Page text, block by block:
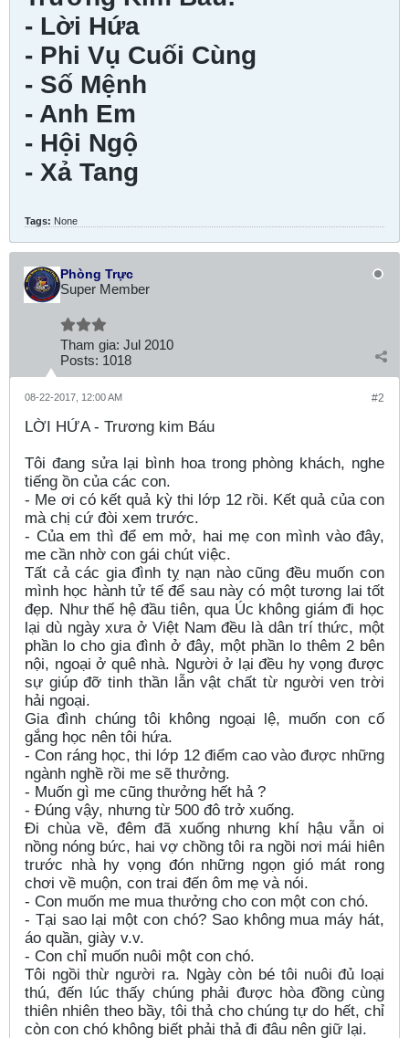
- Lời Hứa
- Phi Vụ Cuối Cùng
- Số Mệnh
- Anh Em
- Hội Ngộ
- Xả Tang
Tags: None
Phòng Trực
Super Member
Tham gia: Jul 2010
Posts: 1018
#2
08-22-2017, 12:00 AM
LỜI HỨA - Trương kim Báu
Tôi đang sửa lại bình hoa trong phòng khách, nghe
tiếng ồn của các con.
- Me ơi có kết quả kỳ thi lớp 12 rồi. Kết quả của con
mà chị cứ đòi xem trước.
- Của em thì để em mở, hai mẹ con mình vào đây,
me cần nhờ con gái chút việc.
Tất cả các gia đình tỵ nạn nào cũng đều muốn con
mình học hành tử tế để sau này có một tương lai tốt
đẹp. Như thế hệ đầu tiên, qua Úc không giám đi học
lại dù ngày xưa ở Việt Nam đều là dân trí thức, một
phần lo cho gia đình ở đây, một phần lo thêm 2 bên
nội, ngoại ở quê nhà. Người ở lại đều hy vọng được
sự giúp đỡ tinh thần lẫn vật chất từ người ven trời
hải ngoại.
Gia đình chúng tôi không ngoại lệ, muốn con cố
gắng học nên tôi hứa.
- Con ráng học, thi lớp 12 điểm cao vào được những
ngành nghề rồi me sẽ thưởng.
- Muốn gì me cũng thưởng hết hả ?
- Đúng vậy, nhưng từ 500 đô trở xuống.
Đi chùa về, đêm đã xuống nhưng khí hậu vẫn oi
nồng nóng bức, hai vợ chồng tôi ra ngồi nơi mái hiên
trước nhà hy vọng đón những ngọn gió mát rong
chơi về muộn, con trai đến ôm mẹ và nói.
- Con muốn me mua thưởng cho con một con chó.
- Tại sao lại một con chó? Sao không mua máy hát,
áo quần, giày v.v.
- Con chỉ muốn nuôi một con chó.
Tôi ngồi thừ người ra. Ngày còn bé tôi nuôi đủ loại
thú, đến lúc thấy chúng phải được hòa đồng cùng
thiên nhiên theo bầy, tôi thả cho chúng tự do hết, chỉ
còn con chó không biết phải thả đi đâu nên giữ lại.